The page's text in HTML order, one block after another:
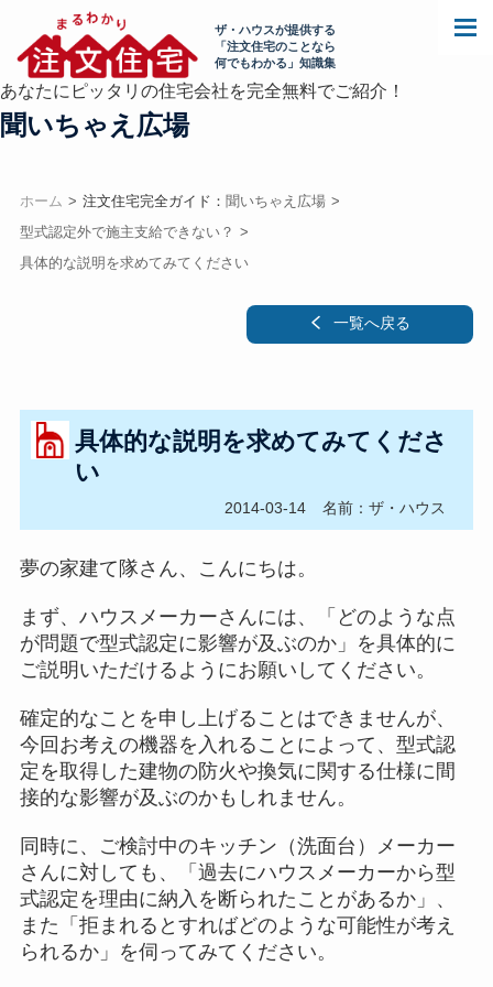
ザ・ハウスが提供する
「注文住宅のことなら
何でもわかる」知識集
あなたにピッタリの住宅会社を完全無料でご紹介！
聞いちゃえ広場
ホーム 注文住宅完全ガイド： 聞いちゃえ広場
型式認定外で施主支給できない？
具体的な説明を求めてみてください
一覧へ戻る
具体的な説明を求めてみてくださ
い
2014-03-14 名前：ザ・ハウス
夢の家建て隊さん、こんにちは。
まず、ハウスメーカーさんには、「どのような点
が問題で型式認定に影響が及ぶのか」を具体的に
ご説明いただけるようにお願いしてください。
確定的なことを申し上げることはできませんが、
今回お考えの機器を入れることによって、型式認
定を取得した建物の防火や換気に関する仕様に間
接的な影響が及ぶのかもしれません。
同時に、ご検討中のキッチン（洗面台）メーカー
さんに対しても、「過去にハウスメーカーから型
式認定を理由に納入を断られたことがあるか」、
また「拒まれるとすればどのような可能性が考え
られるか」を伺ってみてください。